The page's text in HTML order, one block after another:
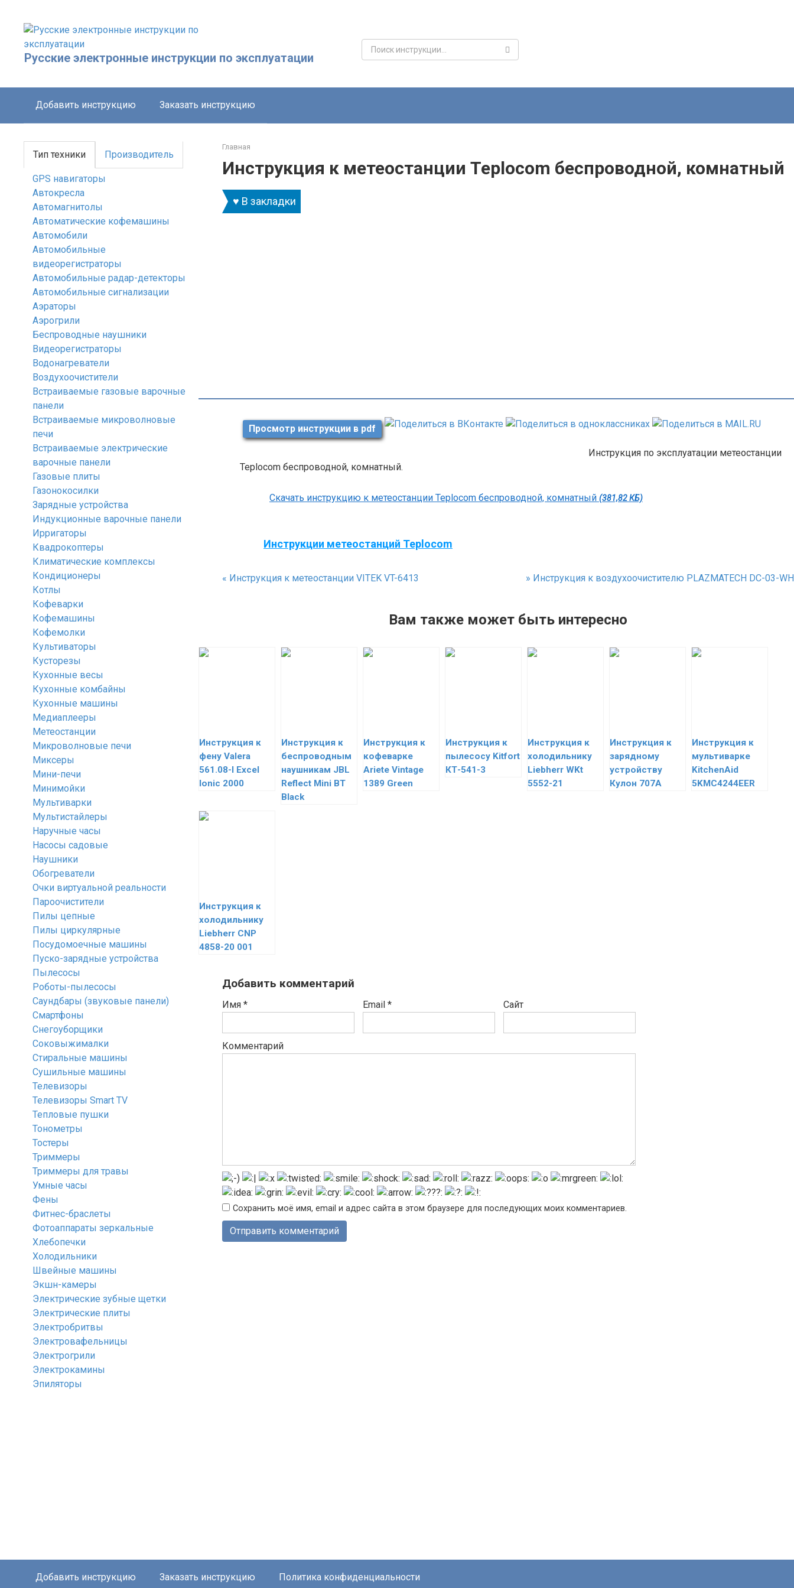
контенту
Русские электронные инструкции по эксплуатации
Поиск:
Добавить инструкцию Заказать инструкцию
Главная
Инструкция к метеостанции Teplocom беспроводной, комнатный
♥ В закладки
Просмотр инструкции в pdf
Инструкция по эксплуатации метеостанции
Teplocom беспроводной, комнатный.
Скачать инструкцию к метеостанции Teplocom беспроводной, комнатный (381,82 КБ)
Инструкции метеостанций Teplocom
« Инструкция к метеостанции VITEK VT-6413 » Инструкция к воздухоочистителю PLAZMATECH DC-03-WH
Вам также может быть интересно
Инструкция к
фену Valera
561.08-I Excel
Ionic 2000
Инструкция к
беспроводным
наушникам JBL
Reflect Mini BT
Black
Инструкция к
кофеварке
Ariete Vintage
1389 Green
Инструкция к
пылесосу Kitfort
КТ-541-3
Инструкция к
холодильнику
Liebherr WKt
5552-21
Инструкция к
зарядному
устройству
Кулон 707А
Инструкция к
мультиварке
KitchenAid
5KMC4244EER
Инструкция к
холодильнику
Liebherr CNP
4858-20 001
Добавить комментарий
Имя * Email * Сайт
Комментарий
Сохранить моё имя, email и адрес сайта в этом браузере для последующих моих комментариев.
Тип техники Производитель
GPS навигаторы
Автокресла
Автомагнитолы
Автоматические кофемашины
Автомобили
Автомобильные
видеорегистраторы
Автомобильные радар-детекторы
Автомобильные сигнализации
Аэраторы
Аэрогрили
Беспроводные наушники
Видеорегистраторы
Водонагреватели
Воздухоочистители
Встраиваемые газовые варочные
панели
Встраиваемые микроволновые
печи
Встраиваемые электрические
варочные панели
Газовые плиты
Газонокосилки
Зарядные устройства
Индукционные варочные панели
Ирригаторы
Квадрокоптеры
Климатические комплексы
Кондиционеры
Котлы
Кофеварки
Кофемашины
Кофемолки
Культиваторы
Кусторезы
Кухонные весы
Кухонные комбайны
Кухонные машины
Медиаплееры
Метеостанции
Микроволновые печи
Миксеры
Мини-печи
Минимойки
Мультиварки
Мультистайлеры
Наручные часы
Насосы садовые
Наушники
Обогреватели
Очки виртуальной реальности
Пароочистители
Пилы цепные
Пилы циркулярные
Посудомоечные машины
Пуско-зарядные устройства
Пылесосы
Роботы-пылесосы
Саундбары (звуковые панели)
Смартфоны
Снегоуборщики
Соковыжималки
Стиральные машины
Сушильные машины
Телевизоры
Телевизоры Smart TV
Тепловые пушки
Тонометры
Тостеры
Триммеры
Триммеры для травы
Умные часы
Фены
Фитнес-браслеты
Фотоаппараты зеркальные
Хлебопечки
Холодильники
Швейные машины
Экшн-камеры
Электрические зубные щетки
Электрические плиты
Электробритвы
Электровафельницы
Электрогрили
Электрокамины
Эпиляторы
Добавить инструкцию Заказать инструкцию Политика конфиденциальности